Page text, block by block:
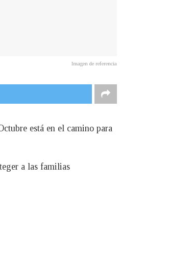
Imagen de referencia
está en el camino para
a las familias